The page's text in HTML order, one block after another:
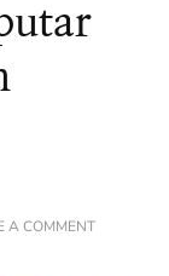
A COMMENTON